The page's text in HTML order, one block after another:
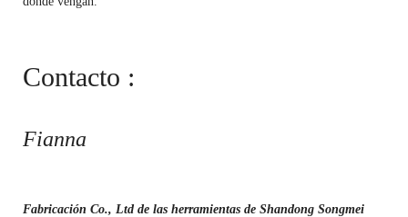
Contacto :
Fianna
Fabricación Co., Ltd de las herramientas de Shandong Songmei